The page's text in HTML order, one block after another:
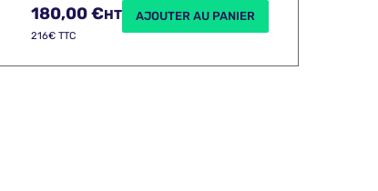
180,00€HT AJOUTER AU PANIER
216€ TTC